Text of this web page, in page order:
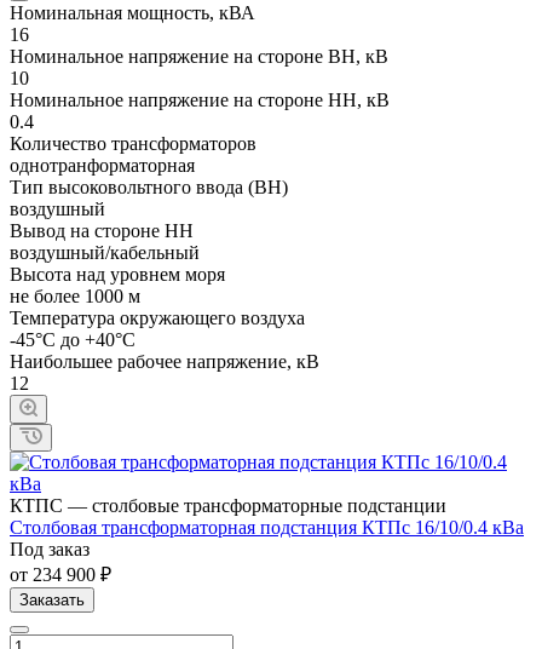
Номинальная мощность, кВА
16
Номинальное напряжение на стороне ВН, кВ
10
Номинальное напряжение на стороне НН, кВ
0.4
Количество трансформаторов
однотранформаторная
Тип высоковольтного ввода (ВН)
воздушный
Вывод на стороне НН
воздушный/кабельный
Высота над уровнем моря
не более 1000 м
Температура окружающего воздуха
-45°С до +40°С
Наибольшее рабочее напряжение, кВ
12
КТПС — столбовые трансформаторные подстанции
Cтолбовая трансформаторная подстанция КТПc 16/10/0.4 кВа
Под заказ
от 234 900 ₽
Заказать